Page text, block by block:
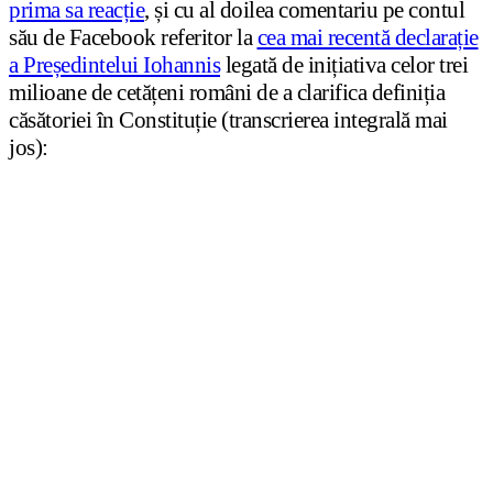
prima sa reacție, și cu al doilea comentariu pe contul
său de Facebook referitor lacea mai recentă declarație
a Președintelui Iohannislegată de inițiativa celor trei
milioane de cetățeni români de a clarifica definiția
căsătoriei în Constituție (transcrierea integrală mai
jos):